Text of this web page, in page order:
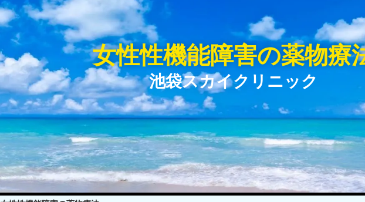
女性性機能障害の薬物療
池袋スカイクリニック